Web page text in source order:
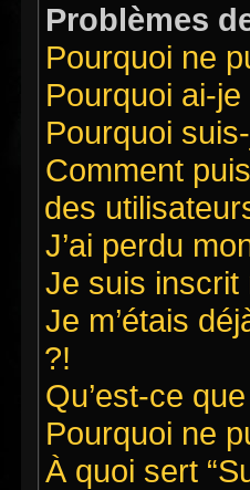
Problèmes
Pourquoi ne
Pourquoi ai-
Pourquoi
Comment
des
J’ai perdu
Je suis inscrit
Je m’étais
?!
Qu’est-ce
Pourquoi ne
À quoi sert